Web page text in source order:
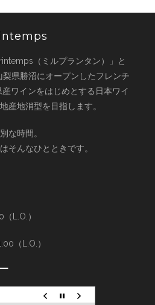
（ミルプランタン）」と
県勝沼にオープンしたフレンチ
ワインをはじめとする日本ワイ
産地消型を目指します。
な時間。
そんなひとときです。
L.O.）
（L.O.）